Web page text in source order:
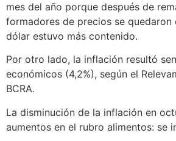
mes del año porque después de
formadores de precios se
dólar estuvo más contenido.
Por otro lado, la inflación resultó
económicos (4,2%), según el
BCRA.
La disminución de la inflación en
aumentos en el rubro alimentos: se